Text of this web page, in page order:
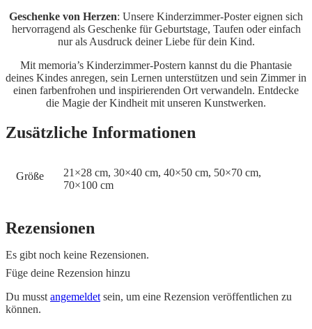
Geschenke von Herzen: Unsere Kinderzimmer-Poster eignen sich
hervorragend als Geschenke für Geburtstage, Taufen oder einfach
nur als Ausdruck deiner Liebe für dein Kind.
Mit memoria’s Kinderzimmer-Postern kannst du die Phantasie
deines Kindes anregen, sein Lernen unterstützen und sein Zimmer in
einen farbenfrohen und inspirierenden Ort verwandeln. Entdecke
die Magie der Kindheit mit unseren Kunstwerken.
Zusätzliche Informationen
Größe
21×28 cm, 30×40 cm, 40×50 cm, 50×70 cm,
70×100 cm
Rezensionen
Es gibt noch keine Rezensionen.
Füge deine Rezension hinzu
Du musst angemeldet sein, um eine Rezension veröffentlichen zu
können.